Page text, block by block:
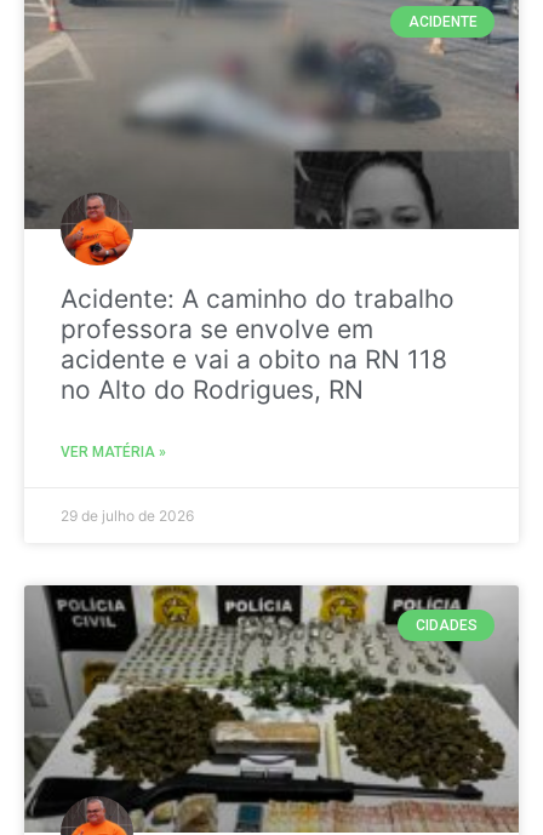
ACIDENTE
Acidente: A caminho do trabalho
professora se envolve em
acidente e vai a obito na RN 118
no Alto do Rodrigues, RN
VER MATÉRIA »
29 de julho de 2026
CIDADES